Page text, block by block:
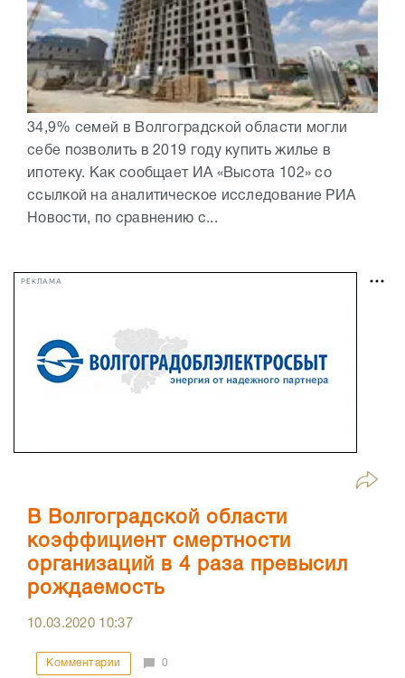
34,9% семей в Волгоградской области могли
себе позволить в 2019 году купить жилье в
ипотеку. Как сообщает ИА «Высота 102» со
ссылкой на аналитическое исследование РИА
Новости, по сравнению с...
РЕКЛАМА
В Волгоградской области
коэффициент смертности
организаций в 4 раза превысил
рождаемость
10.03.2020 10:37
Комментарии 0